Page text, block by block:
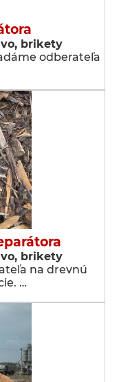
brikety
odberateľa
brikety
na drevnú
…